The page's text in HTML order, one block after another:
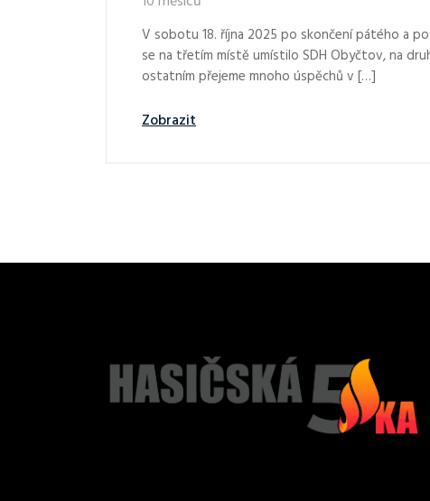
V sobotu 18. října 2025 po skončení pátého a
se na třetím místě umístilo SDH Obyčtov, na
ostatním přejeme mnoho úspěchů v […]
Zobrazit